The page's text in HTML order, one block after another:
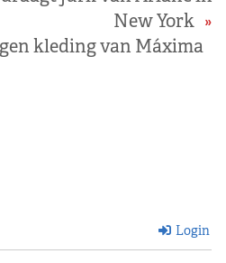
New York »
kleding van Máxima
Login